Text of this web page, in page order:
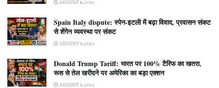
AUGUST 8, 2026
Spain Italy dispute: स्पेन-इटली में बढ़ा विवाद, प्रवासन संकट
से शेंगेन व्यवस्था पर संकट
AUGUST 8, 2026
Donald Trump Tariff: भारत पर 100% टैरिफ का खतरा,
रूस से तेल खरीदने पर अमेरिका का बड़ा एक्शन
AUGUST 8, 2026